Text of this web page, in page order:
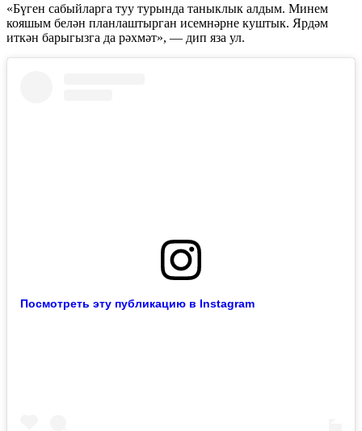
«Бүген сабыйларга туу турында таныклык алдым. Минем
кояшым белән планлаштырган исемнәрне куштык. Ярдәм
иткән барыгызга да рәхмәт», — дип яза ул.
Посмотреть эту публикацию в Instagram